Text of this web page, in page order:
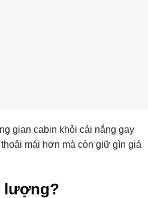
gian cabin khỏi cái nắng gay
mái hơn mà còn giữ gìn giá
lượng?